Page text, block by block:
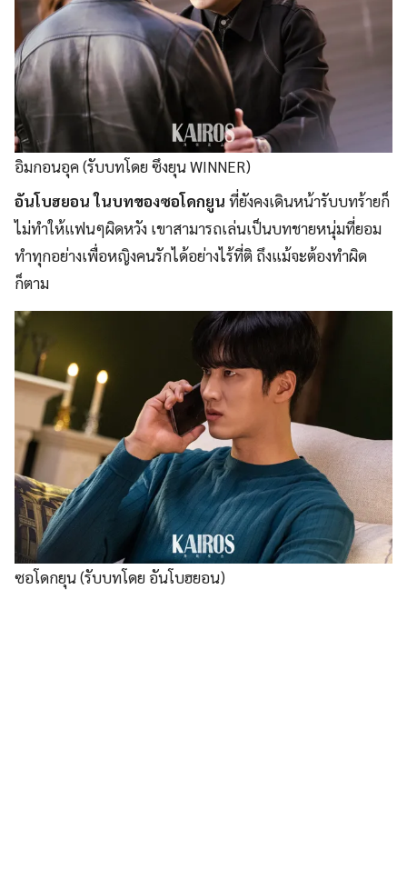
อิมกอนอุค (รับบทโดย ซึงยุน WINNER)
อันโบฮยอน ในบทของซอโดกยูน ที่ยังคงเดินหน้ารับบทร้ายก็
ไม่ทำให้แฟนๆผิดหวัง เขาสามารถเล่นเป็นบทชายหนุ่มที่ยอม
ทำทุกอย่างเพื่อหญิงคนรักได้อย่างไร้ที่ติ ถึงแม้จะต้องทำผิด
ก็ตาม
ซอโดกยุน (รับบทโดย อันโบฮยอน)